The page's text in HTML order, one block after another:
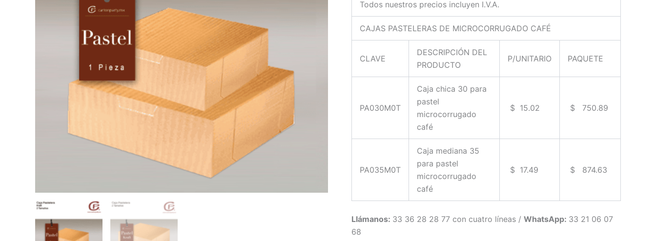
Todos nuestros precios incluyen I.V.A.
CAJAS PASTELERAS DE MICROCORRUGADO CAFÉ
CLAVE
DESCRIPCIÓN DEL
PRODUCTO
P/UNITARIO PAQUETE
PA030M0T
Caja chica 30 para
pastel
microcorrugado
café
$ 15.02 $ 750.89
PA035M0T
Caja mediana 35
para pastel
microcorrugado
café
$ 17.49 $ 874.63
Llámanos: 33 36 28 28 77 con cuatro líneas / WhatsApp: 33 21 06 07
68